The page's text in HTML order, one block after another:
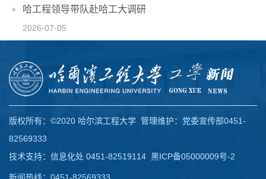
哈工程领导带队赴哈工大调研
2026-07-05
版权所有：©2020 哈尔滨工程大学 管理维护：党委宣传部0451-
82569333
技术支持：信息化处 0451-82519114 黑ICP备05000009号-2